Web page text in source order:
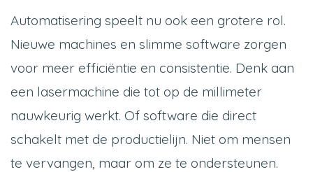
Automatisering speelt nu ook een grotere rol.
Nieuwe machines en slimme software zorgen
voor meer efficiëntie en consistentie. Denk aan
een lasermachine die tot op de millimeter
nauwkeurig werkt. Of software die direct
schakelt met de productielijn. Niet om mensen
te vervangen, maar om ze te ondersteunen.